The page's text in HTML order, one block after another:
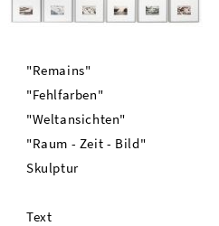
"Remains"
"Fehlfarben"
"Weltansichten"
"Raum - Zeit - Bild"
Skulptur
Text